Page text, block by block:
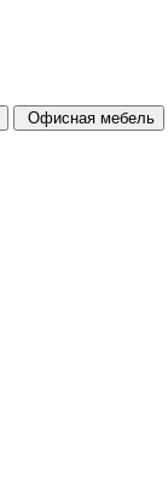
Офисная мебель